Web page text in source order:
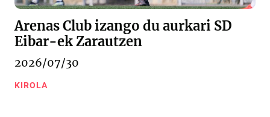
Arenas Club izango du aurkari SD
Eibar-ek Zarautzen
2026/07/30
KIROLA